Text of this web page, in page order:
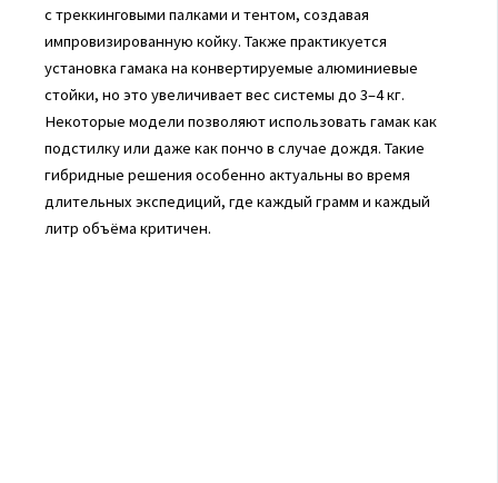
с треккинговыми палками и тентом, создавая
импровизированную койку. Также практикуется
установка гамака на конвертируемые алюминиевые
стойки, но это увеличивает вес системы до 3–4 кг.
Некоторые модели позволяют использовать гамак как
подстилку или даже как пончо в случае дождя. Такие
гибридные решения особенно актуальны во время
длительных экспедиций, где каждый грамм и каждый
литр объёма критичен.